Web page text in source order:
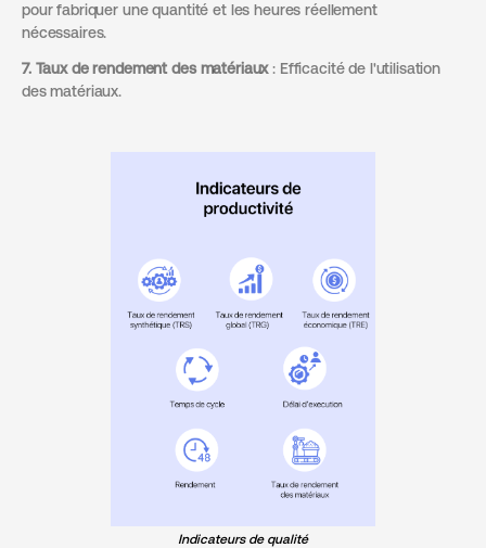
pour fabriquer une quantité et les heures réellement
nécessaires.
7. Taux de rendement des matériaux: Efficacité de l'utilisation
des matériaux.
Indicateurs de qualité